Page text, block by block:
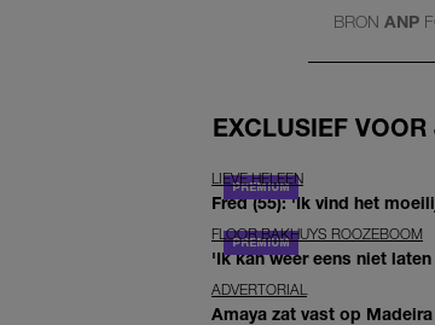
BRON ANP
EXCLUSIEF VOOR
LIEVE HELEEN
Fred (55): 'Ik vind het
FLOOR BAKHUYS ROOZEBOOM
'Ik kan weer eens niet
ADVERTORIAL
Amaya zat vast op